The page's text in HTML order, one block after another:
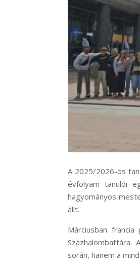
A 2025/2026-os
évfolyam tanulói
hagyományos
állt.
Márciusban
Százhalombattára.
során, hanem a